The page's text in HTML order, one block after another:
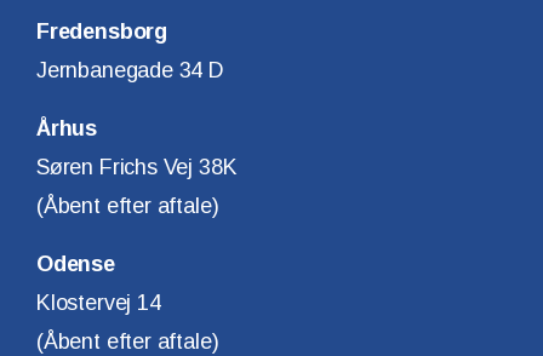
Fredensborg
Jernbanegade 34 D
Århus
Søren Frichs Vej 38K
(Åbent efter aftale)
Odense
Klostervej 14
(Åbent efter aftale)